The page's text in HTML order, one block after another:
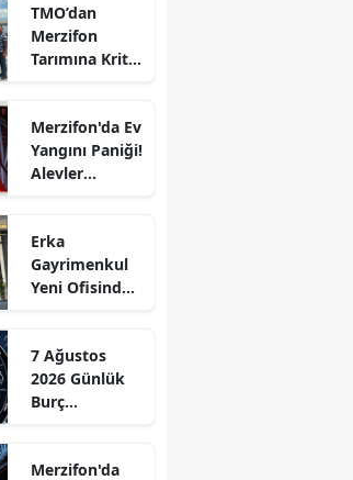
Edirne
Elazığ
Erzurum
Gaziantep
Giresun
Hakkari
Isparta
TMO’dan
Merzifon
Tarımına Kritik
Merzifon'da Ev
Yangını Paniği!
Alevler
Alındı
Erka
Gayrimenkul
Yeni Ofisinde
“Gayrimenkul
Almak İçin
Doğru Zaman”
7 Ağustos
2026 Günlük
Burç
Sürprizler,
Merzifon'da